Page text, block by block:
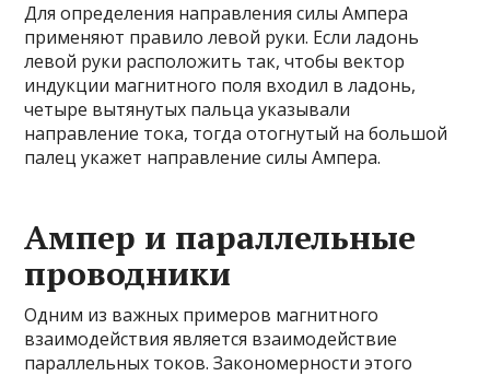
Для определения направления силы Ампера
применяют правило левой руки. Если ладонь
левой руки расположить так, чтобы вектор
индукции магнитного поля входил в ладонь,
четыре вытянутых пальца указывали
направление тока, тогда отогнутый на большой
палец укажет направление силы Ампера.
Ампер и параллельные
проводники
Одним из важных примеров магнитного
взаимодействия является взаимодействие
параллельных токов. Закономерности этого